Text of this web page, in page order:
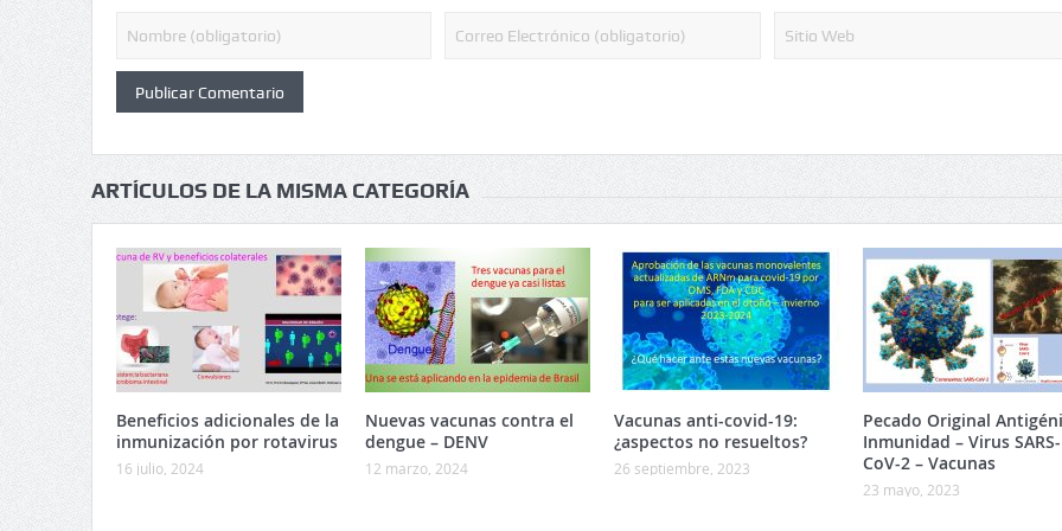
ARTÍCULOS DE LA MISMA CATEGORÍA
Beneficios adicionales de la
inmunización por rotavirus
16 julio, 2024
Nuevas vacunas contra el
dengue – DENV
12 marzo, 2024
Vacunas anti-covid-19:
¿aspectos no resueltos?
26 septiembre, 2023
Pecado Original
Inmunidad – Virus SARS-
CoV-2 – Vacunas
23 mayo, 2023